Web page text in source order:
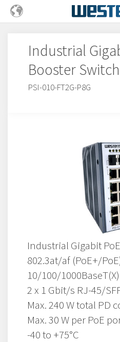
Industrial
Booster Switch
PSI-010-FT2G-P8G
Industrial Gigabit
802.3at/af (PoE+/
10/100/1000BaseT(X)
2 x 1 Gbit/s RJ-45/
Max. 240 W total PD
Max. 30 W per PoE
-40 to +75°C